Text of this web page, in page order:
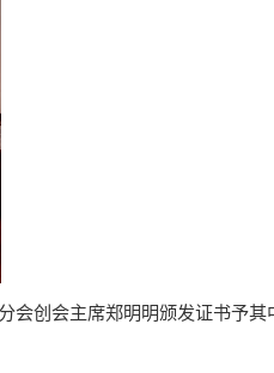
会创会主席郑明明颁发证书予其